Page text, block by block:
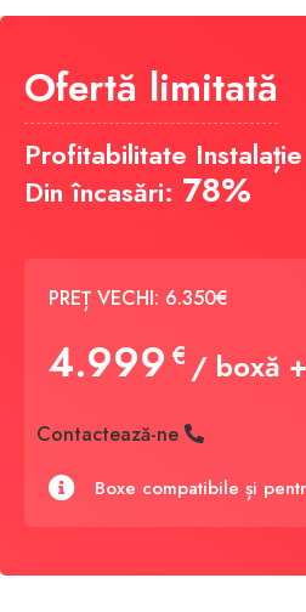
Ofertă limitată
Profitabilitate Instalație
Din încasări: 78%
PREȚ VECHI: 6.350€
4.999 €/ boxă
Contactează-ne
Boxe compatibile și